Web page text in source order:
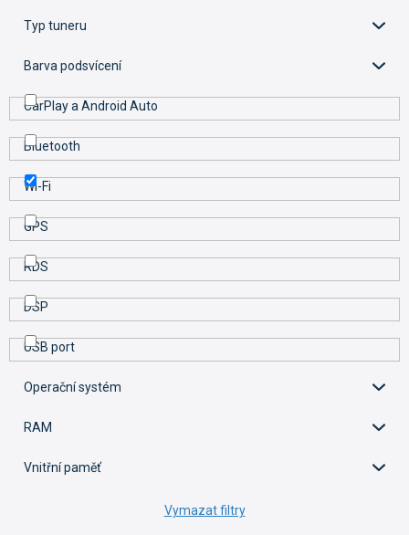
Typ tuneru
Barva podsvícení
CarPlay a Android Auto
Bluetooth
Wi-Fi
GPS
RDS
DSP
USB port
Operační systém
RAM
Vnitřní paměť
Vymazat filtry